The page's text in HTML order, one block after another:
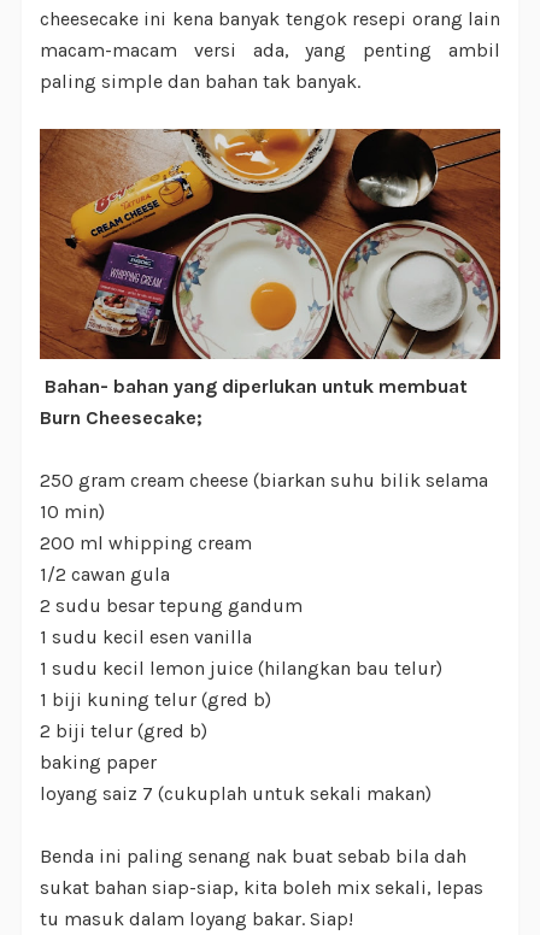
cheesecake ini kena banyak tengok resepi orang lain
macam-macam versi ada, yang penting ambil
paling simple dan bahan tak banyak.
Bahan- bahan yang diperlukan untuk membuat
Burn Cheesecake;
250 gram cream cheese (biarkan suhu bilik selama
10 min)
200 ml whipping cream
1/2 cawan gula
2 sudu besar tepung gandum
1 sudu kecil esen vanilla
1 sudu kecil lemon juice (hilangkan bau telur)
1 biji kuning telur (gred b)
2 biji telur (gred b)
baking paper
loyang saiz 7 (cukuplah untuk sekali makan)
Benda ini paling senang nak buat sebab bila dah
sukat bahan siap-siap, kita boleh mix sekali, lepas
tu masuk dalam loyang bakar. Siap!